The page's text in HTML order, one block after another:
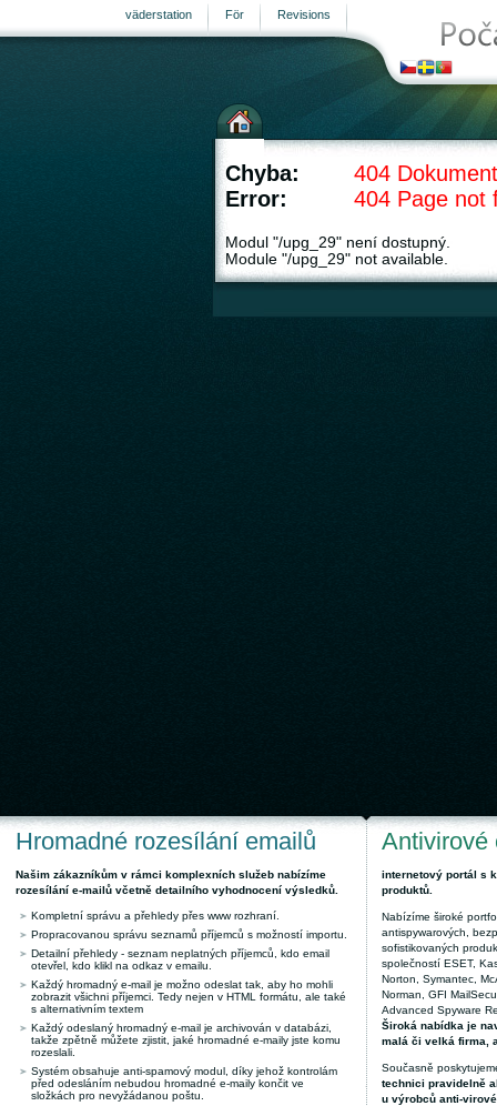
Revisions
För
väderstation
Chyba:
404
Error:
404 Page not
Modul "/upg_29" není dostupný.
Module "/upg_29" not available.
Hromadné rozesílání emailů
Našim zákazníkům v rámci komplexních služeb nabízíme
rozesílání e-mailů včetně detailního vyhodnocení výsledků.
Kompletní správu a přehledy přes www rozhraní.
Propracovanou správu seznamů příjemců s možností importu.
Detailní přehledy - seznam neplatných příjemců, kdo email
otevřel, kdo klikl na odkaz v emailu.
Každý hromadný e-mail je možno odeslat tak, aby ho mohli
zobrazit všichni příjemci. Tedy nejen v HTML formátu, ale také
s alternativním textem
Každý odeslaný hromadný e-mail je archivován v databázi,
takže zpětně můžete zjistit, jaké hromadné e-maily jste komu
rozeslali.
Systém obsahuje anti-spamový modul, díky jehož kontrolám
před odesláním nebudou hromadné e-maily končit ve
složkách pro nevyžádanou poštu.
Antivirové
internetový portál s
produktů.
Nabízíme široké
antispywarových,
sofistikovaných
společností ESET,
Norton, Symantec,
Norman, GFI
Advanced Spyware
Široká nabídka je
malá či velká firma,
Současně
technici pravidelně
u výrobců anti-